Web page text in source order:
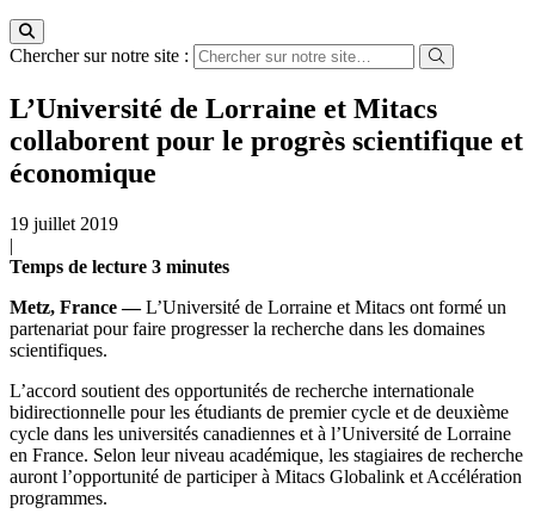
Chercher sur notre site :
L’Université de Lorraine et Mitacs
collaborent pour le progrès scientifique et
économique
19 juillet 2019
|
Temps de lecture 3 minutes
Metz, France —L’Université de Lorraine et Mitacs ont formé un
partenariat pour faire progresser la recherche dans les domaines
scientifiques.
L’accord soutient des opportunités de recherche internationale
bidirectionnelle pour les étudiants de premier cycle et de deuxième
cycle dans les universités canadiennes et à l’Université de Lorraine
en France. Selon leur niveau académique, les stagiaires de recherche
auront l’opportunité de participer à Mitacs Globalink et Accélération
programmes.